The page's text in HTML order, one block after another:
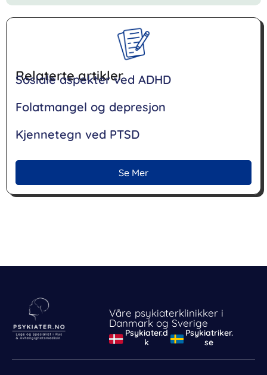
Relaterte artikler
Sosiale aspekter ved ADHD
Folatmangel og depresjon
Kjennetegn ved PTSD
Se Mer
Våre psykiaterklinikker i
Danmark og Sverige
Psykiater.d
k
Psykiatriker.
se